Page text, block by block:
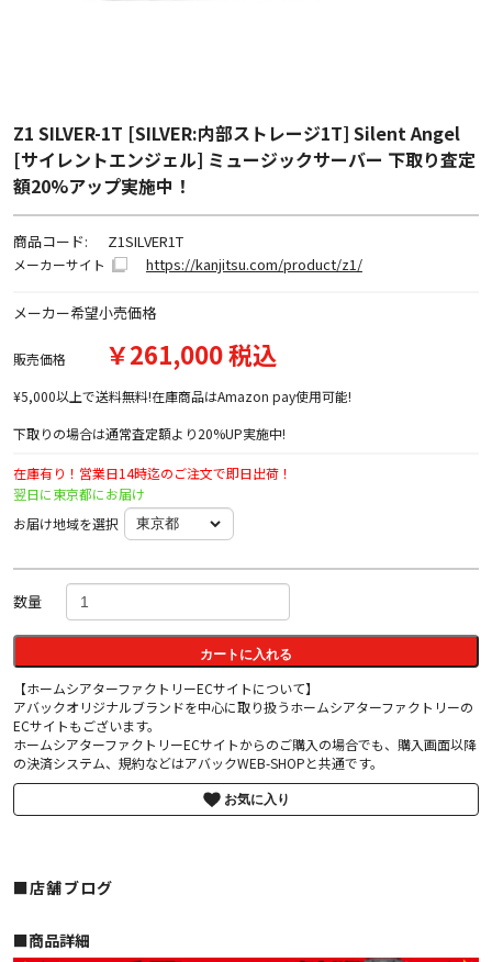
Z1 SILVER-1T [SILVER:内部ストレージ1T] Silent Angel
[サイレントエンジェル] ミュージックサーバー 下取り査定
額20%アップ実施中！
商品コード: Z1SILVER1T
メーカーサイト https://kanjitsu.com/product/z1/
メーカー希望小売価格
販売価格 ￥261,000 税込
¥5,000以上で送料無料!在庫商品はAmazon pay使用可能!
下取りの場合は通常査定額より20%UP実施中!
在庫有り！営業日14時迄のご注文で即日出荷！
翌日に東京都にお届け
お届け地域を選択
数量
カートに入れる
【ホームシアターファクトリーECサイトについて】
アバックオリジナルブランドを中心に取り扱うホームシアターファクトリーの
ECサイトもございます。
ホームシアターファクトリーECサイトからのご購入の場合でも、購入画面以降
の決済システム、規約などはアバックWEB-SHOPと共通です。
お気に入り
■店舗ブログ
■︎商品詳細